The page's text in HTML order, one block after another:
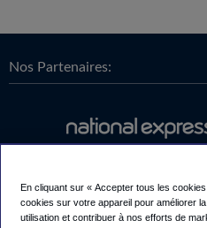
Nos Partenaires:
En cliquant sur « Accepter tous les
cookies sur votre appareil pour améliorer
utilisation et contribuer à nos efforts de